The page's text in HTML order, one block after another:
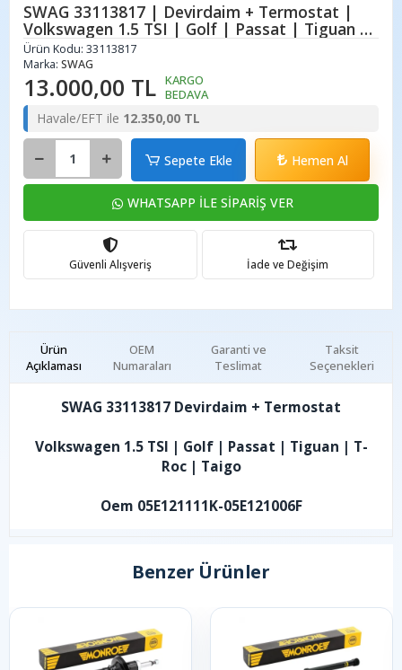
SWAG 33113817 | Devirdaim + Termostat |
Volkswagen 1.5 TSI | Golf | Passat | Tiguan |
T-Roc | Taigo
Ürün Kodu: 33113817
Marka: SWAG
13.000,00 TL KARGO
BEDAVA
Havale/EFT ile 12.350,00 TL
Sepete Ekle Hemen Al
WHATSAPP İLE SİPARİŞ VER
Güvenli Alışveriş İade ve Değişim
Ürün
Açıklaması
Garanti ve
Teslimat
Taksit
Seçenekleri
OEM
Numaraları
SWAG 33113817 Devirdaim + Termostat
Volkswagen 1.5 TSI | Golf | Passat | Tiguan | T-
Roc | Taigo
Oem 05E121111K-05E121006F
Benzer Ürünler